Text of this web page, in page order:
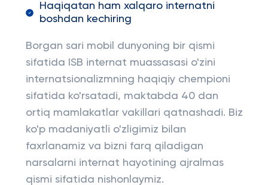
Haqiqatan ham xalqaro internatni
boshdan kechiring
Borgan sari mobil dunyoning bir qismi
sifatida ISB internat muassasasi o'zini
internatsionalizmning haqiqiy chempioni
sifatida ko'rsatadi, maktabda 40 dan
ortiq mamlakatlar vakillari qatnashadi. Biz
ko'p madaniyatli o'zligimiz bilan
faxrlanamiz va bizni farq qiladigan
narsalarni internat hayotining ajralmas
qismi sifatida nishonlaymiz.